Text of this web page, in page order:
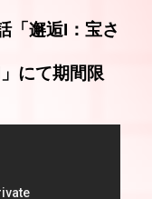
「邂逅I：宝さ
にて期間限